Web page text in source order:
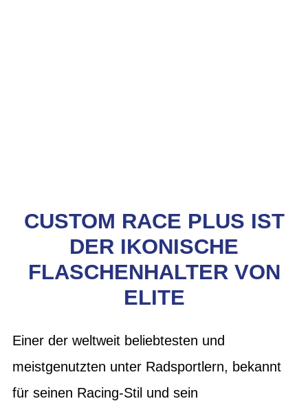
CUSTOM RACE PLUS IST
DER IKONISCHE
FLASCHENHALTER VON
ELITE
Einer der weltweit beliebtesten und
meistgenutzten unter Radsportlern, bekannt
für seinen Racing-Stil und sein